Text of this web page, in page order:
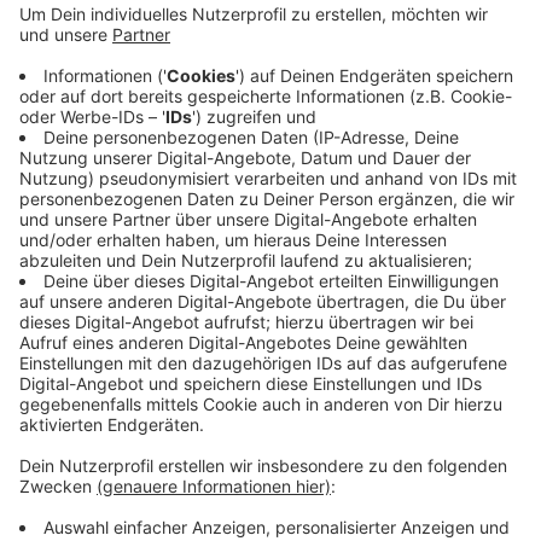
erst nach dem Freilegen der Brücke erkennen
können. Die Hitze hat die Bauarbeiten dann weiter
verzögert: bei Temperaturen über 30 Grad
bekommt der Beton Risse. Die Bauarbeiten sollen
statt Anfang Oktober dann Anfang November
beendet sein. Begonnen hatten sie mit den
Sommerferien. Die Gesamtkosten belaufen sich
auf knapp 490.000 Euro.
Veröffentlicht:Donnerstag, 27.08.2020 11:23
Anzeige